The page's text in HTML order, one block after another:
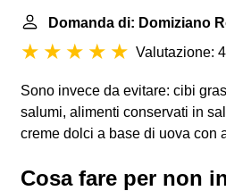
Domanda di: Domiziano
Valutazione:
Sono invece da evitare: cibi
salumi, alimenti conservati in
creme dolci a base di uova con
Cosa fare per non